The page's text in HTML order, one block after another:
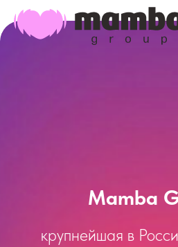
Mamba
крупнейшая в